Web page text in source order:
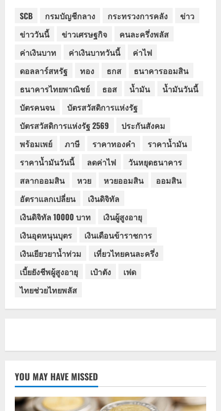
SCB กรมบัญชีกลาง กระทรวงการคลัง
ข่าว
ข่าววันนี้
ข่าวเศรษฐกิจ
คนละครึ่งพลัส
ค่าเงินบาท
ค่าเงินบาทวันนี้
ค่าไฟ
ดอลลาร์สหรัฐ
ทอง ธกส
ธนาคารออมสิน
ธนาคารไทยพาณิชย์
ธอส น้ำมัน
น้ำมันวันนี้
บัตรคนจน
บัตรสวัสดิการแห่งรัฐ
บัตรสวัสดิการแห่งรัฐ 2569
ประกันสังคม
พร้อมเพย์
ภาษี ราคาทองคำ
ราคาน้ำมัน
ราคาน้ำมันวันนี้
ลดค่าไฟ
วันหยุดธนาคาร
สลากออมสิน
หวย หวยออมสิน
ออมสิน
อัตราแลกเปลี่ยน
เงินดิจิทัล
เงินดิจิทัล 10000 บาท
เงินผู้สูงอายุ
เงินอุดหนุนบุตร
เงินเดือนข้าราชการ
เงินเยียวยาน้ำท่วม
เที่ยวไทยคนละครึ่ง
เบี้ยยังชีพผู้สูงอายุ
เป๋าตัง
เฟด
ไทยช่วยไทยพลัส
YOU MAY HAVE MISSED